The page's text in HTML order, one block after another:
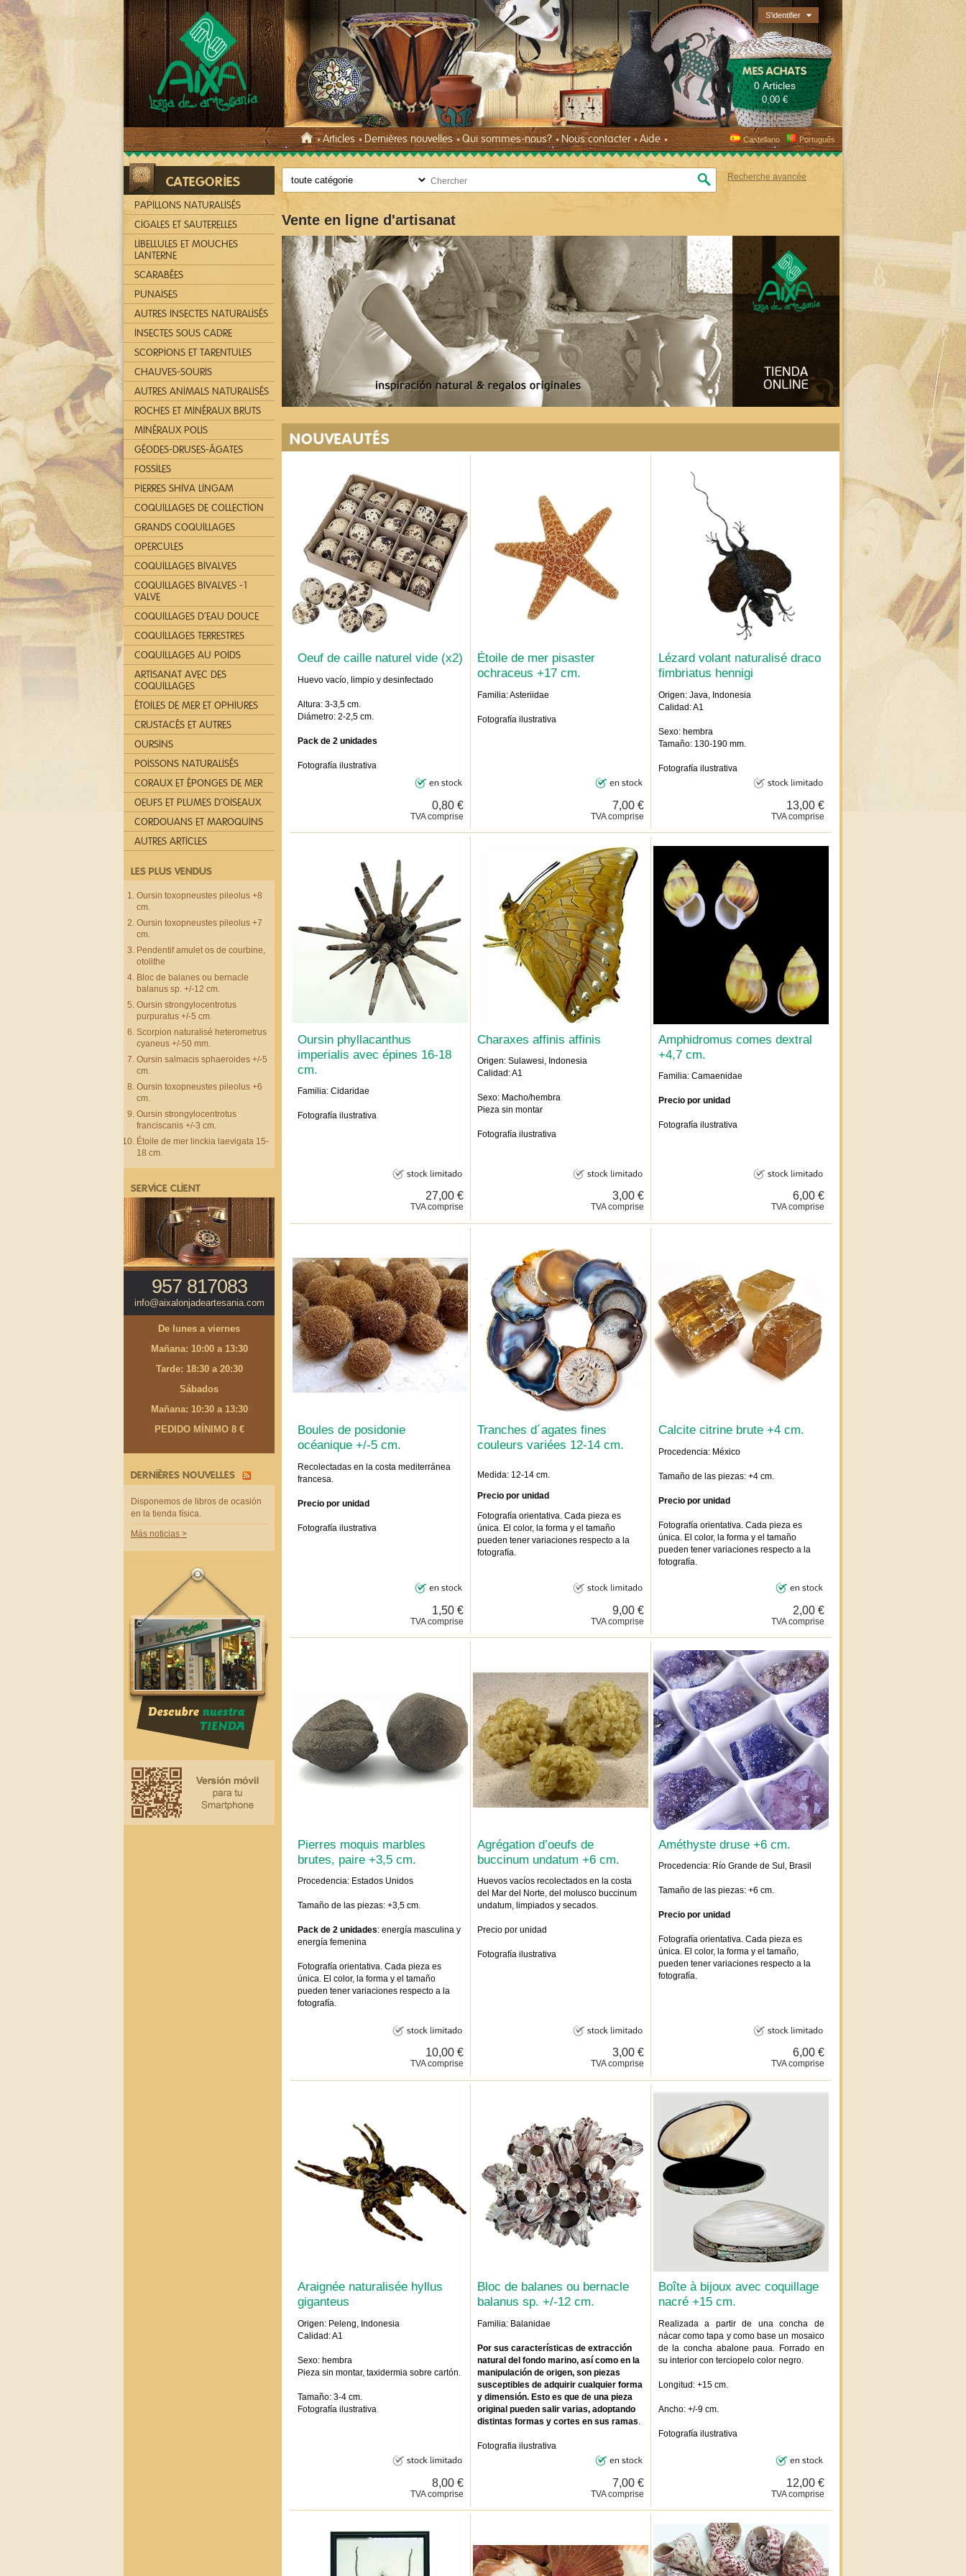
Vente en ligne d'artisanat
NOUVEAUTÉS
Oeuf de caille naturel vide (x2)
Huevo vacío, limpio y desinfectado
Altura: 3-3,5 cm.
Diámetro: 2-2,5 cm.
Pack de 2 unidades
Fotografía ilustrativa
0,80 €
TVA comprise
Étoile de mer pisaster
ochraceus +17 cm.
Familia: Asteriidae
Fotografía ilustrativa
7,00 €
TVA comprise
Lézard volant naturalisé draco
fimbriatus hennigi
Origen: Java, Indonesia
Calidad: A1
Sexo: hembra
Tamaño: 130-190 mm.
Fotografía ilustrativa
13,00 €
TVA comprise
Oursin phyllacanthus
imperialis avec épines 16-18
cm.
Familia: Cidaridae
Fotografía ilustrativa
27,00 €
TVA comprise
Charaxes affinis affinis
Origen: Sulawesi, Indonesia
Calidad: A1
Sexo: Macho/hembra
Pieza sin montar
Fotografía ilustrativa
3,00 €
TVA comprise
Amphidromus comes dextral
+4,7 cm.
Familia: Camaenidae
Precio por unidad
Fotografía ilustrativa
6,00 €
TVA comprise
Boules de posidonie
océanique +/-5 cm.
Recolectadas en la costa mediterránea
francesa.
Precio por unidad
Fotografía ilustrativa
1,50 €
TVA comprise
Tranches d´agates fines
couleurs variées 12-14 cm.
Medida: 12-14 cm.
Precio por unidad
Fotografía orientativa.
Cada pieza es
única. El color, la forma y el tamaño
pueden tener variaciones respecto a la
fotografía.
9,00 €
TVA comprise
Calcite citrine brute +4 cm.
Procedencia: México
Tamaño de las piezas: +4 cm.
Precio por unidad
Fotografía orientativa. Cada pieza es
única. El color, la forma y el tamaño
pueden tener variaciones respecto a la
fotografía.
2,00 €
TVA comprise
Pierres moquis marbles
brutes, paire +3,5 cm.
Procedencia: Estados Unidos
Tamaño de las piezas: +3,5 cm.
Pack de 2 unidades: energía masculina y
energía femenina
Fotografía orientativa. Cada pieza es
única. El color, la forma y el tamaño
pueden tener variaciones respecto a la
fotografía.
10,00 €
TVA comprise
Agrégation d’oeufs de
buccinum undatum +6 cm.
Huevos vacíos recolectados en la costa
del Mar del Norte, del molusco buccinum
undatum, limpiados y secados.
Precio por unidad
Fotografía ilustrativa
3,00 €
TVA comprise
Améthyste druse +6 cm.
Procedencia: Río Grande de Sul, Brasil
Tamaño de las piezas: +6 cm.
Precio por unidad
Fotografía orientativa. Cada pieza es
única. El color, la forma y el tamaño,
pueden tener variaciones respecto a la
fotografía.
6,00 €
TVA comprise
Araignée naturalisée hyllus
giganteus
Origen: Peleng, Indonesia
Calidad: A1
Sexo: hembra
Pieza sin montar, taxidermia sobre cartón.
Tamaño: 3-4 cm.
Fotografía ilustrativa
8,00 €
TVA comprise
Bloc de balanes ou bernacle
balanus sp. +/-12 cm.
Familia: Balanidae
Por sus características de extracción
natural del fondo marino, así como en la
manipulación de origen, son piezas
susceptibles de adquirir cualquier forma
y dimensión. Esto es que de una pieza
original pueden salir varias, adoptando
distintas formas y cortes en sus ramas
Fotografia ilustrativa
7,00 €
TVA comprise
Boîte à bijoux avec coquillage
nacré +15 cm.
Realizada a partir de una concha de
nácar como tapa y como base un mosaico
de la concha abalone paua. Forrado en
su interior con terciopelo color negro.
Longitud: +15 cm.
Ancho: +/-9 cm.
Fotografía ilustrativa
12,00 €
TVA comprise
CATEGORIES
PAPILLONS NATURALISÉS
CIGALES ET SAUTERELLES
LIBELLULES ET MOUCHES
LANTERNE
SCARABÉES
PUNAISES
AUTRES INSECTES NATURALISÉS
INSECTES SOUS CADRE
SCORPIONS ET TARENTULES
CHAUVES-SOURIS
AUTRES ANIMALS NATURALISÉS
ROCHES ET MINÉRAUX BRUTS
MINÉRAUX POLIS
GÉODES-DRUSES-ÁGATES
FOSSILES
PIERRES SHIVA LINGAM
COQUILLAGES DE COLLECTION
GRANDS COQUILLAGES
OPERCULES
COQUILLAGES BIVALVES
COQUILLAGES BIVALVES -1
VALVE
COQUILLAGES D´EAU DOUCE
COQUILLAGES TERRESTRES
COQUILLAGES AU POIDS
ARTISANAT AVEC DES
COQUILLAGES
ÉTOILES DE MER ET OPHIURES
CRUSTACÉS ET AUTRES
OURSINS
POISSONS NATURALISÉS
CORAUX ET ÉPONGES DE MER
OEUFS ET PLUMES D´OISEAUX
CORDOUANS ET MAROQUINS
AUTRES ARTICLES
LES PLUS VENDUS
Oursin toxopneustes pileolus +8
cm.
Oursin toxopneustes pileolus +7
cm.
Pendentif amulet os de courbine,
otolithe
Bloc de balanes ou bernacle
balanus sp. +/-12 cm.
Oursin strongylocentrotus
purpuratus +/-5 cm.
Scorpion naturalisé heterometrus
cyaneus +/-50 mm.
Oursin salmacis sphaeroides +/-5
cm.
Oursin toxopneustes pileolus +6
cm.
Oursin strongylocentrotus
franciscanis +/-3 cm.
Étoile de mer linckia laevigata 15-
18 cm.
SERVICE CLIENT
957 817083
info@aixalonjadeartesania.com
De lunes a viernes
Mañana: 10:00 a 13:30
Tarde: 18:30 a 20:30
Sábados
Mañana: 10:30 a 13:30
PEDIDO MÍNIMO 8 €
DERNIÈRES NOUVELLES
Disponemos de libros de ocasión
en la tienda física.
Más noticias >
Castellano Português
MES ACHATS
0 Articles
0,00 €
Recherche avancée
S'identifier
Articles Dernières nouvelles Qui sommes-nous? Nous contacter Aide